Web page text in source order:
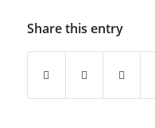
Share this entry